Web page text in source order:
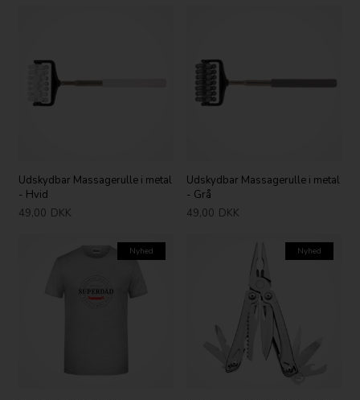
Udskydbar Massagerulle i metal
- Hvid
49,00 DKK
Udskydbar Massagerulle i metal
- Grå
49,00 DKK
Nyhed Nyhed